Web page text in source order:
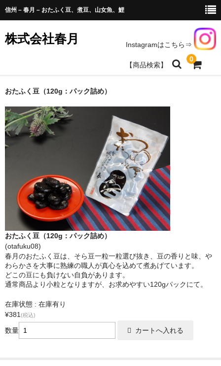
信州 – 春月 – おたふく豆、煮豆、山女魚、鯉
株式会社春月 Instagramはこちら⇒
【商品検索】
0
商品のお求め
豆、山菜、農産加工商品
天女魚、鯉、水産加工
お問い合わせ
おたふく豆（120g：パック詰め）
おたふく豆（120g：パック詰め）
(otafuku08)
春月のおたふく豆は、そら豆一粒一粒選び抜き、豆の香りと味、や
わらかさを大事に熟練の職人が真心を込めて煮あげています。
どこの豆にも負けない自負があります。
通常商品より小粒となりますが、お求めやすい120gパックにて。
在庫状態 : 在庫有り
¥381 (税込)
数量